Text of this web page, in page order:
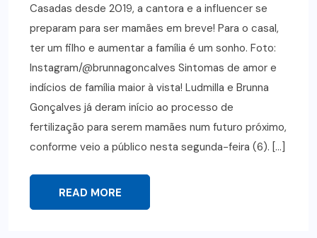
Casadas desde 2019, a cantora e a influencer se
preparam para ser mamães em breve! Para o casal,
ter um filho e aumentar a família é um sonho. Foto:
Instagram/@brunnagoncalves Sintomas de amor e
indícios de família maior à vista! Ludmilla e Brunna
Gonçalves já deram início ao processo de
fertilização para serem mamães num futuro próximo,
conforme veio a público nesta segunda-feira (6). […]
READ MORE